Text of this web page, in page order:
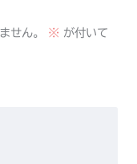
せん。 ※ が付いて